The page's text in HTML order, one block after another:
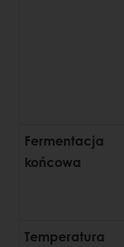
Fermentacja
końcowa
Temperatura